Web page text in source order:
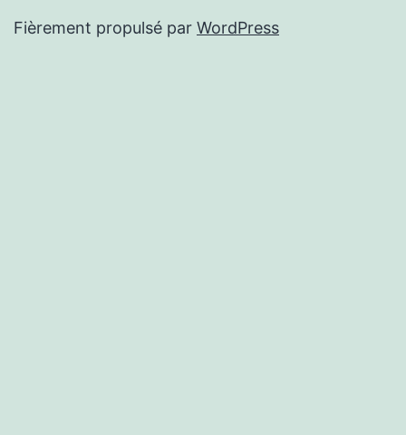
Fièrement propulsé par WordPress